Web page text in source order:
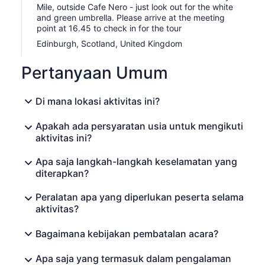
Selama Tur, rasakan pengalaman mendongeng
tradisional dan jelajahi pentingnya wiski bagi identitas
Skotlandia. Kami telah membangun whisky lounge
khusus agar Anda dapat duduk dengan nyaman untuk
acara yang berorientasi pada cerita ini.
Mile, outside Cafe Nero - just look out for the white
and green umbrella. Please arrive at the meeting
point at 16.45 to check in for the tour
Edinburgh, Scotland, United Kingdom
Pertanyaan Umum
Di mana lokasi aktivitas ini?
Apakah ada persyaratan usia untuk mengikuti
aktivitas ini?
Apa saja langkah-langkah keselamatan yang
diterapkan?
Peralatan apa yang diperlukan peserta selama
aktivitas?
Bagaimana kebijakan pembatalan acara?
Apa saja yang termasuk dalam pengalaman